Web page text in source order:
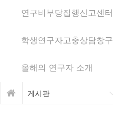
연구비부당집행신고센터
학생연구자고충상담창구
올해의 연구자 소개
게시판